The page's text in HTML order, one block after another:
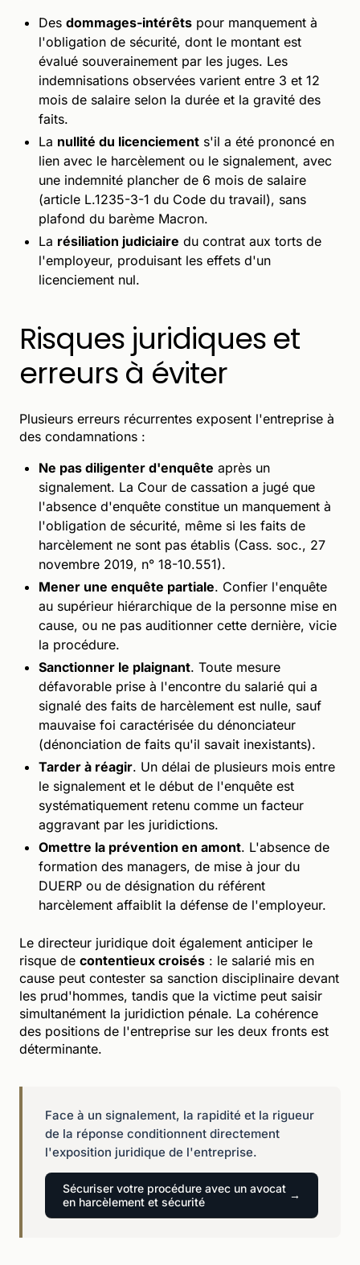
Des dommages-intérêts pour manquement à
l'obligation de sécurité, dont le montant est
évalué souverainement par les juges. Les
indemnisations observées varient entre 3 et 12
mois de salaire selon la durée et la gravité des
faits.
La nullité du licenciement s'il a été prononcé en
lien avec le harcèlement ou le signalement, avec
une indemnité plancher de 6 mois de salaire
(article L.1235-3-1 du Code du travail), sans
plafond du barème Macron.
La résiliation judiciaire du contrat aux torts de
l'employeur, produisant les effets d'un
licenciement nul.
Risques juridiques et
erreurs à éviter
Plusieurs erreurs récurrentes exposent l'entreprise à
des condamnations :
Ne pas diligenter d'enquête après un
signalement. La Cour de cassation a jugé que
l'absence d'enquête constitue un manquement à
l'obligation de sécurité, même si les faits de
harcèlement ne sont pas établis (Cass. soc., 27
novembre 2019, n° 18-10.551).
Mener une enquête partiale. Confier l'enquête
au supérieur hiérarchique de la personne mise en
cause, ou ne pas auditionner cette dernière, vicie
la procédure.
Sanctionner le plaignant. Toute mesure
défavorable prise à l'encontre du salarié qui a
signalé des faits de harcèlement est nulle, sauf
mauvaise foi caractérisée du dénonciateur
(dénonciation de faits qu'il savait inexistants).
Tarder à réagir. Un délai de plusieurs mois entre
le signalement et le début de l'enquête est
systématiquement retenu comme un facteur
aggravant par les juridictions.
Omettre la prévention en amont. L'absence de
formation des managers, de mise à jour du
DUERP ou de désignation du référent
harcèlement affaiblit la défense de l'employeur.
Le directeur juridique doit également anticiper le
risque de contentieux croisés : le salarié mis en
cause peut contester sa sanction disciplinaire devant
les prud'hommes, tandis que la victime peut saisir
simultanément la juridiction pénale. La cohérence
des positions de l'entreprise sur les deux fronts est
déterminante.
Face à un signalement, la rapidité et la rigueur
de la réponse conditionnent directement
l'exposition juridique de l'entreprise.
Sécuriser votre procédure avec un avocat
en harcèlement et sécurité